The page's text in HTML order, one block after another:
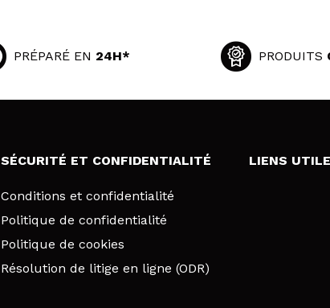
PRÉPARÉ EN 24H* PRODUITS
SÉCURITÉ ET CONFIDENTIALITÉ
Conditions et confidentialité
Politique de confidentialité
Politique de cookies
Résolution de litige en ligne (ODR)
LIENS